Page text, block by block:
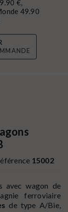
€,
49.90
15002
avec wagon de
ferroviaire
de type A/Bie,